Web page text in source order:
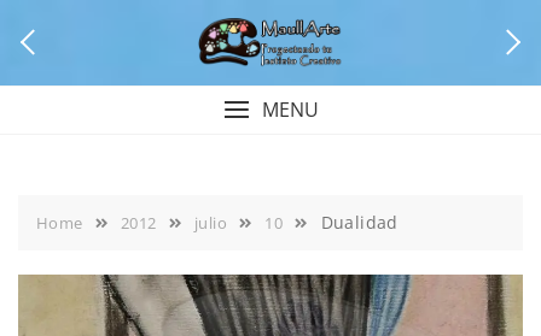
MENU
Home 2012 julio 10 Dualidad